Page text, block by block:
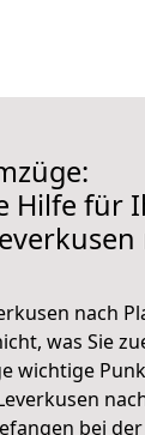
Hilfe für
nach
was Sie
wichtige
bei